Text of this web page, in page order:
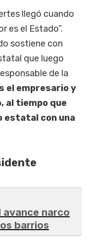
llegó cuando
es el Estado”.
sostiene con
que luego
de la
el empresario y
al tiempo que
estatal con una
avance narco
barrios